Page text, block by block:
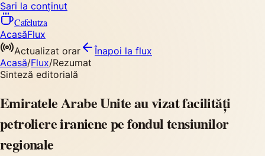
Sari la conținut
Cafelutza
AcasăFlux
Actualizat orar
Înapoi la flux
Acasă/Flux/Rezumat
Sinteză editorială
Emiratele Arabe Unite au vizat facilități
petroliere iraniene pe fondul tensiunilor
regionale